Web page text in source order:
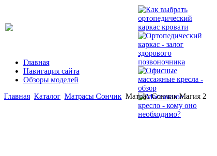
Главная
Навигация сайта
Обзоры моделей
Главная Каталог Матрасы Сончик Матрас Сончик Магия 2